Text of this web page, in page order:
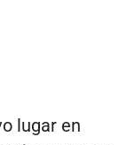
lugar en